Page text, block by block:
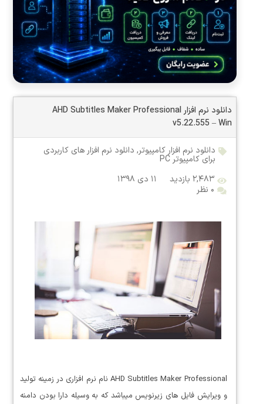
دانلود نرم افزار AHD Subtitles Maker Professional
v5.22.555 – Win
دانلود نرم افزار کامپیوتر, دانلود نرم افزار های کاربردی
برای کامپیوتر PC
۲,۴۸۳ بازدید
۱۱ دی ۱۳۹۸
۰ نظر
AHD Subtitles Maker Professional نام نرم افزاری در زمینه تولید
و ویرایش فایل های زیرنویس میباشد که به وسیله دارا بودن دامنه